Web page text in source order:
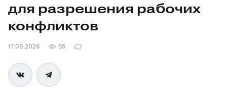
для разрешения рабочих
конфликтов
17.06.2026 55